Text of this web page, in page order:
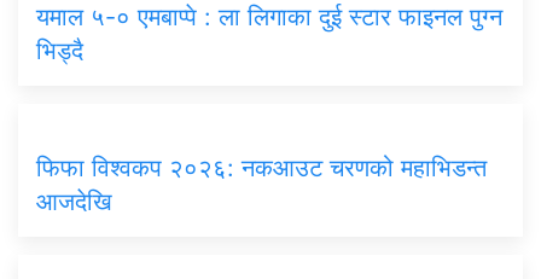
यमाल ५-० एमबाप्पे : ला लिगाका दुई स्टार फाइनल पुग्न
भिड्दै
फिफा विश्वकप २०२६: नकआउट चरणको महाभिडन्त
आजदेखि